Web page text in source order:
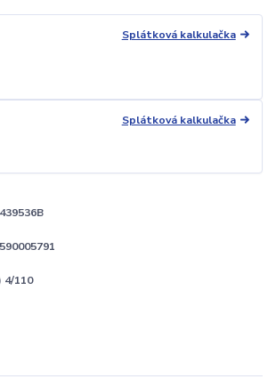
Splátková kalkulačka
Splátková kalkulačka
4/110